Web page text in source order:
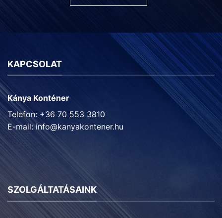
KAPCSOLAT
Kánya Konténer
Telefon: +36 70 553 3810
E-mail:info@kanyakontener.hu
SZOLGÁLTATÁSAINK